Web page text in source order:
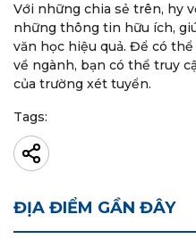
Với những chia sẻ trên, hy
những thông tin hữu ích,
văn học hiệu quả. Để có
về ngành, bạn có thể truy
của trường xét tuyển.
Tags:
ĐỊA ĐIỂM GẦN ĐÂY